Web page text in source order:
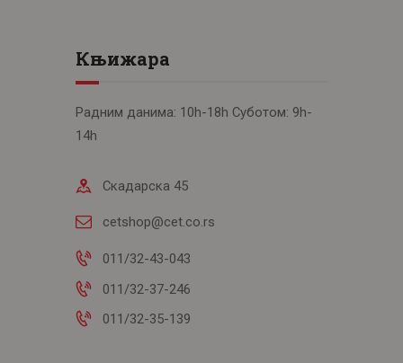
Књижара
Радним данима: 10h-18h Суботом: 9h-
14h
Скадарска 45
cetshop@cet.co.rs
011/32-43-043
011/32-37-246
011/32-35-139